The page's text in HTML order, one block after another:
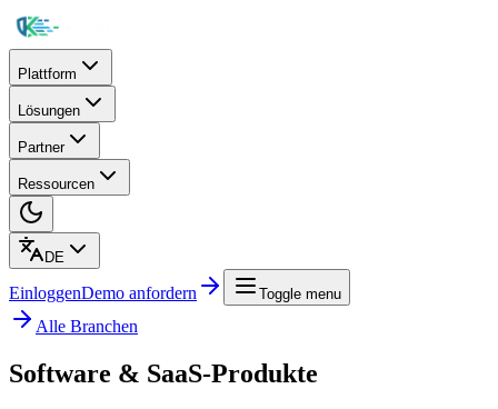
Plattform
Lösungen
Partner
Ressourcen
DE
EinloggenDemo anfordern Toggle menu
Alle Branchen
Software & SaaS-Produkte